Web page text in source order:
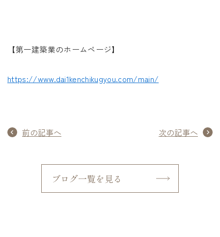
【第一建築業のホームページ】
https://www.dai1kenchikugyou.com/main/
前の記事へ 次の記事へ
ブログ一覧を見る